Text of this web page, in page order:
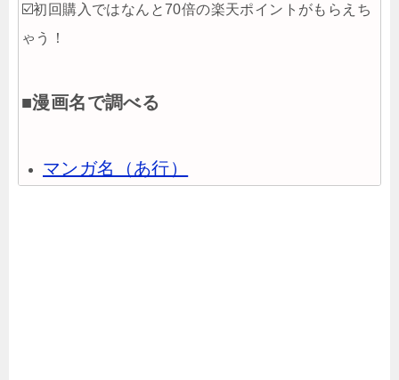
☑️初回購入ではなんと70倍の楽天ポイントがもらえち
ゃう！
■漫画名で調べる
マンガ名（あ行）